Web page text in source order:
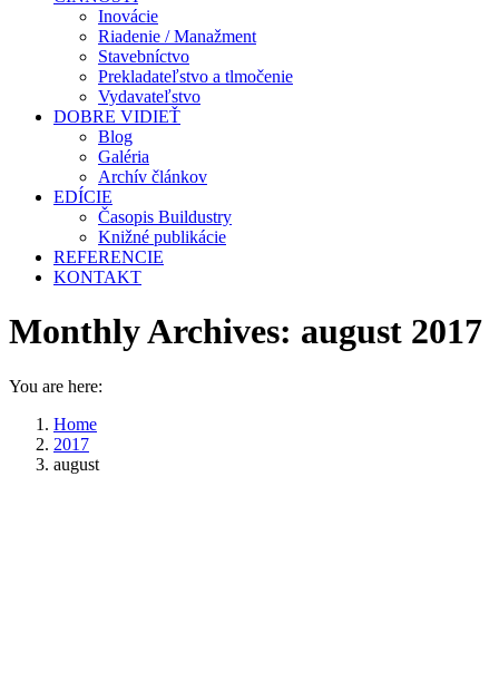
Inovácie
Riadenie / Manažment
Stavebníctvo
Prekladateľstvo a tlmočenie
Vydavateľstvo
DOBRE VIDIEŤ
Blog
Galéria
Archív článkov
EDÍCIE
Časopis Buildustry
Knižné publikácie
REFERENCIE
KONTAKT
Monthly Archives: august 2017
You are here:
Home
2017
august